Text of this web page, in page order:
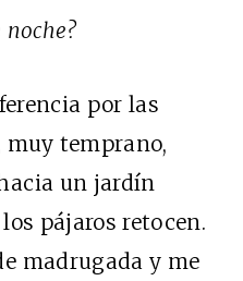
por las
muy temprano,
un jardín
pájaros retocen.
madrugada y me